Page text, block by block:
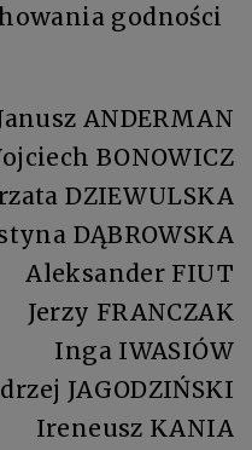
godności
ANDERMAN
BONOWICZ
DZIEWULSKA
DĄBROWSKA
Aleksander FIUT
Jerzy FRANCZAK
Inga IWASIÓW
JAGODZIŃSKI
Ireneusz KANIA